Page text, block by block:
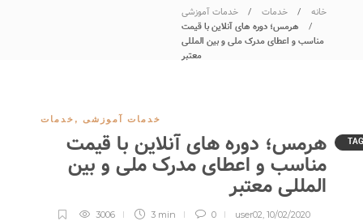
خانه خدمات
خدمات آموزشی
هرمس؛ دوره های آنلاین با قیمت
مناسب و اعطای مدرک ملی و بین المللی
معتبر
خدمات , خدمات آموزشی
هرمس؛ دوره های آنلاین با قیمت
مناسب و اعطای مدرک ملی و بین
المللی معتبر
user02, 10/02/2020
0
3 min
3006